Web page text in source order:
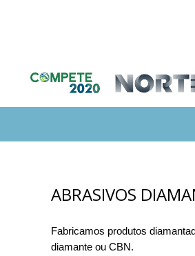
ABRASIVOS
Fabricamos produtos
diamante ou CBN.